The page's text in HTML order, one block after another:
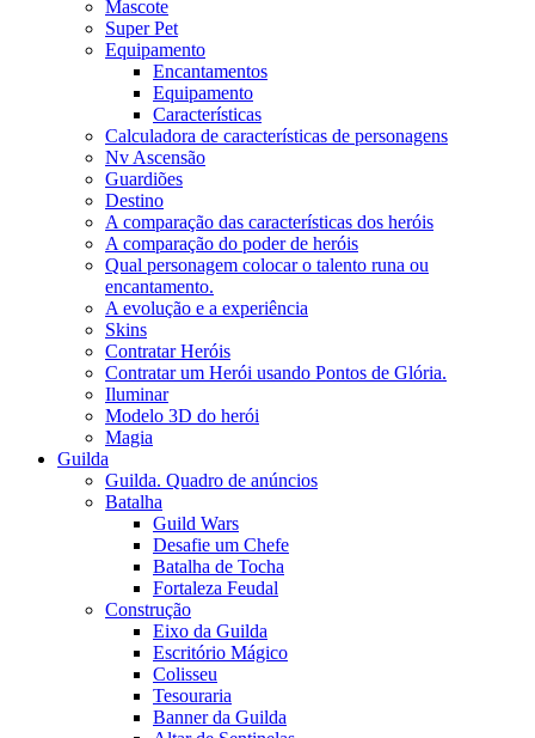
Mascote
Super Pet
Equipamento
Encantamentos
Equipamento
Características
Calculadora de características de personagens
Nv Ascensão
Guardiões
Destino
A comparação das características dos heróis
A comparação do poder de heróis
Qual personagem colocar o talento runa ou
encantamento.
A evolução e a experiência
Skins
Contratar Heróis
Contratar um Herói usando Pontos de Glória.
Iluminar
Modelo 3D do herói
Magia
Guilda
Guilda. Quadro de anúncios
Batalha
Guild Wars
Desafie um Chefe
Batalha de Tocha
Fortaleza Feudal
Construção
Eixo da Guilda
Escritório Mágico
Colisseu
Tesouraria
Banner da Guilda